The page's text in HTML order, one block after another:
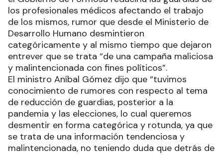
los profesionales médicos afectando el trabajo
de los mismos, rumor que desde el Ministerio de
Desarrollo Humano desmintieron
categóricamente y al mismo tiempo que dejaron
entrever que se trata “de una campaña maliciosa
y malintencionada con fines políticos”.
El ministro Aníbal Gómez dijo que “tuvimos
conocimiento de rumores con respecto al tema
de reducción de guardias, posterior a la
pandemia y las elecciones, lo cual queremos
desmentir en forma categórica y rotunda, ya que
se trata de una información tendenciosa y
malintencionada, no teniendo duda que detrás de